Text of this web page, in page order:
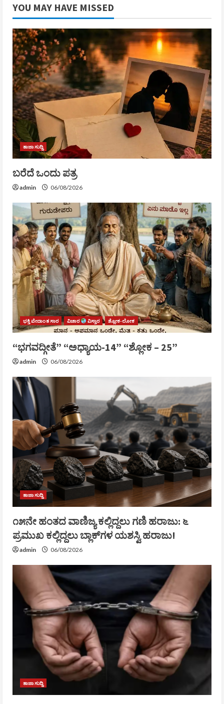
YOU MAY HAVE MISSED
ತಾಜಾ ಸುದ್ದಿ
ಬರೆದೆ ಒಂದು ಪತ್ರ
admin 06/08/2026
ಭಕ್ತಿ ವೇದಾಂತ ಸಾರ ವಿಚಾರ ವಿಸ್ತಾರ ಶ್ಲೋಕ-ಲೋಕ
“ಭಗವದ್ಗೀತೆ” “ಅಧ್ಯಾಯ-14” “ಶ್ಲೋಕ – 25”
admin 06/08/2026
ತಾಜಾ ಸುದ್ದಿ
೧೫ನೇ ಹಂತದ ವಾಣಿಜ್ಯ ಕಲ್ಲಿದ್ದಲು ಗಣಿ ಹರಾಜು: ೬
ಪ್ರಮುಖ ಕಲ್ಲಿದ್ದಲು ಬ್ಲಾಕ್‌ಗಳ ಯಶಸ್ವಿ ಹರಾಜು!
admin 06/08/2026
ತಾಜಾ ಸುದ್ದಿ